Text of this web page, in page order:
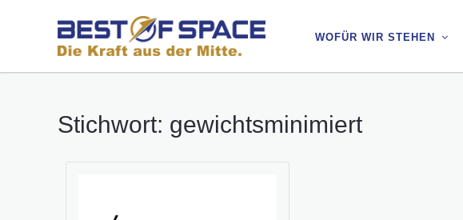
WOFÜR WIR STEHEN
WOFÜR WIR STEHEN
Stichwort: gewichtsminimiert